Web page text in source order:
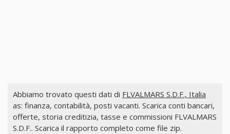
Abbiamo trovato questi dati di FLVALMARS S.D.F., Italia
as: finanza, contabilità, posti vacanti. Scarica conti bancari,
offerte, storia creditizia, tasse e commissioni FLVALMARS
S.D.F.. Scarica il rapporto completo come file zip.